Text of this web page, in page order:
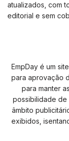
atualizados, com
editorial e sem
EmpDay é um
para aprovação
para manter
possibilidade de
âmbito
exibidos,